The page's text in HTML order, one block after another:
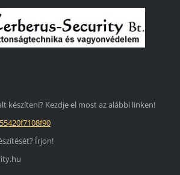
készíteni? Kezdje el most az alábbi linken!
Írjon!